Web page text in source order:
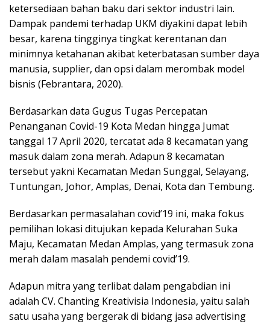
ketersediaan bahan baku dari sektor industri lain.
Dampak pandemi terhadap UKM diyakini dapat lebih
besar, karena tingginya tingkat kerentanan dan
minimnya ketahanan akibat keterbatasan sumber daya
manusia, supplier, dan opsi dalam merombak model
bisnis (Febrantara, 2020).
Berdasarkan data Gugus Tugas Percepatan
Penanganan Covid-19 Kota Medan hingga Jumat
tanggal 17 April 2020, tercatat ada 8 kecamatan yang
masuk dalam zona merah. Adapun 8 kecamatan
tersebut yakni Kecamatan Medan Sunggal, Selayang,
Tuntungan, Johor, Amplas, Denai, Kota dan Tembung.
Berdasarkan permasalahan covid’19 ini, maka fokus
pemilihan lokasi ditujukan kepada Kelurahan Suka
Maju, Kecamatan Medan Amplas, yang termasuk zona
merah dalam masalah pendemi covid’19.
Adapun mitra yang terlibat dalam pengabdian ini
adalah CV. Chanting Kreativisia Indonesia, yaitu salah
satu usaha yang bergerak di bidang jasa advertising